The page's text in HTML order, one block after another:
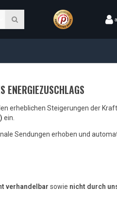
erheblichen Steigerungen der
ein.
Sendungen erhoben und
verhandelbar sowie nicht durch